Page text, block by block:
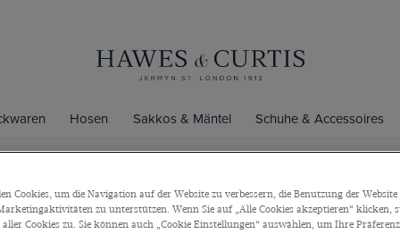
Hosen Sakkos & Mäntel Schuhe & Accessoires
Farben der Saison | Grau- & Grüntöne
Cookies, um die Navigation auf der Website zu verbessern, die Benutzung der
zu unterstützen. Wenn Sie auf „Alle Cookies akzeptieren“ klicken,
Cookies zu. Sie können auch „Cookie Einstellungen“ auswählen, um Ihre